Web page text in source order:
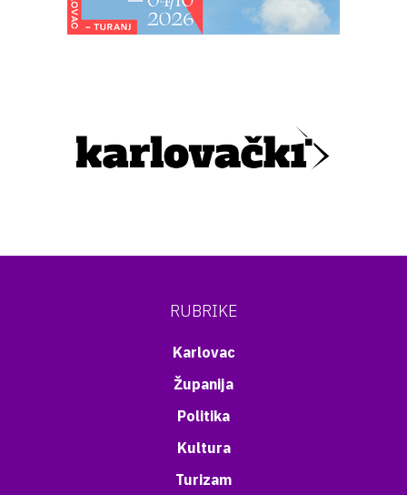
RUBRIKE
Karlovac
Županija
Politika
Kultura
Turizam